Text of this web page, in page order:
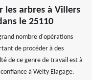
les arbres à Villers
le 25110
nombre d'opérations
de procéder à des
de ce genre de travail est à
à Welty Elagage.